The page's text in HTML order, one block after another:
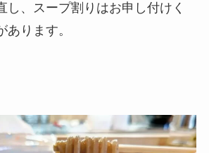
し、スープ割りはお申し付けく
あります。